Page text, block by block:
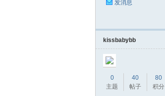
发消息
kissbabybb
0
主题
40
帖子
80
积分